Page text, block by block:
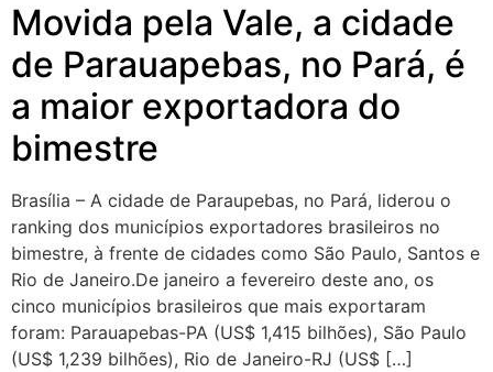
Movida pela Vale, a cidade
de Parauapebas, no Pará, é
a maior exportadora do
bimestre
Brasília – A cidade de Paraupebas, no Pará, liderou o
ranking dos municípios exportadores brasileiros no
bimestre, à frente de cidades como São Paulo, Santos e
Rio de Janeiro.De janeiro a fevereiro deste ano, os
cinco municípios brasileiros que mais exportaram
foram: Parauapebas-PA (US$ 1,415 bilhões), São Paulo
(US$ 1,239 bilhões), Rio de Janeiro-RJ (US$ […]